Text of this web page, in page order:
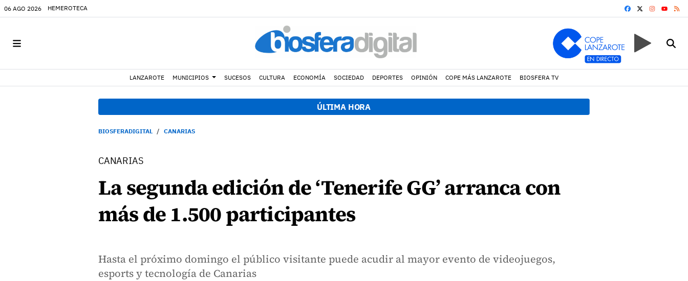
06 AGO 2026 HEMEROTECA FACEBOOK
YOUTUBE
LANZAROTE MUNICIPIOS SUCESOS CULTURA ECONOMÍA SOCIEDAD DEPORTES OPINIÓN COPE MÁS LANZAROTE BIOSFERA TV
ÚLTIMA HORA
BIOSFERADIGITAL CANARIAS
CANARIAS
La segunda edición de ‘Tenerife GG’ arranca con
más de 1.500 participantes
Hasta el próximo domingo el público visitante puede acudir al mayor evento de videojuegos,
esports y tecnología de Canarias